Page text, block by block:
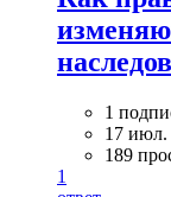
1
17 июл.
189
1